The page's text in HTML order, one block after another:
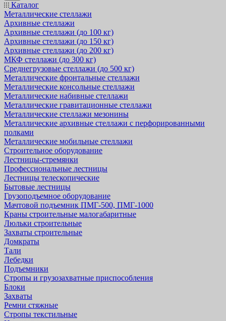
Каталог
Металлические стеллажи
Архивные стеллажи
Архивные стеллажи (до 100 кг)
Архивные стеллажи (до 150 кг)
Архивные стеллажи (до 200 кг)
МКФ стеллажи (до 300 кг)
Среднегрузовые стеллажи (до 500 кг)
Металлические фронтальные стеллажи
Металлические консольные стеллажи
Металлические набивные стеллажи
Металлические гравитационные стеллажи
Металлические стеллажи мезонины
Металлические архивные стеллажи с перфорированными
полками
Металлические мобильные стеллажи
Строительное оборудование
Лестницы-стремянки
Профессиональные лестницы
Лестницы телескопические
Бытовые лестницы
Грузоподъемное оборудование
Мачтовой подъемник ПМГ-500, ПМГ-1000
Краны строительные малогабаритные
Люльки строительные
Захваты строительные
Домкраты
Тали
Лебедки
Подъемники
Стропы и грузозахватные приспособления
Блоки
Захваты
Ремни стяжные
Стропы текстильные